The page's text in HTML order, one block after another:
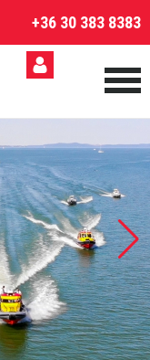
+36 30 383 8383